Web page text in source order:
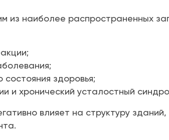
из наиболее распространенных
здоровья;
и хронический усталостный
влияет на структуру